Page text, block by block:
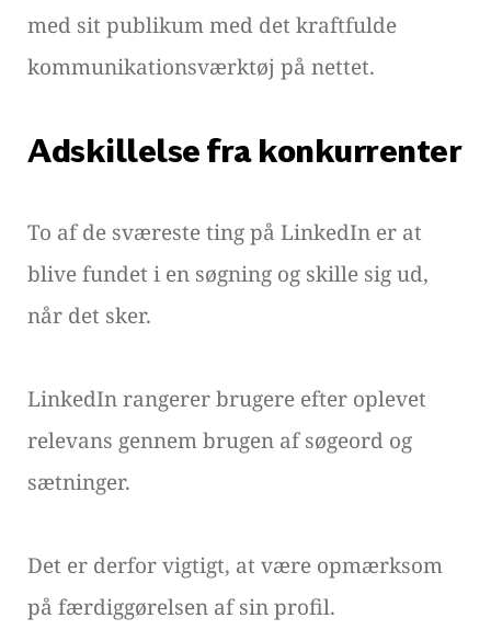
med sit publikum med det kraftfulde
kommunikationsværktøj på nettet.
Adskillelse fra konkurrenter
To af de sværeste ting på LinkedIn er at
blive fundet i en søgning og skille sig ud,
når det sker.
LinkedIn rangerer brugere efter oplevet
relevans gennem brugen af søgeord og
sætninger.
Det er derfor vigtigt, at være opmærksom
på færdiggørelsen af sin profil.